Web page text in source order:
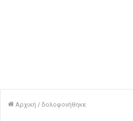
Αρχική / δολοφονήθηκε